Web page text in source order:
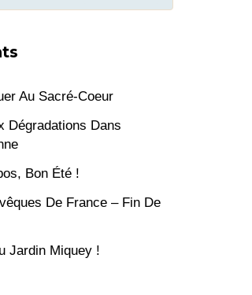
Au Sacré-Coeur
Dégradations Dans
Bon Été !
De France – Fin De
Jardin Miquey !